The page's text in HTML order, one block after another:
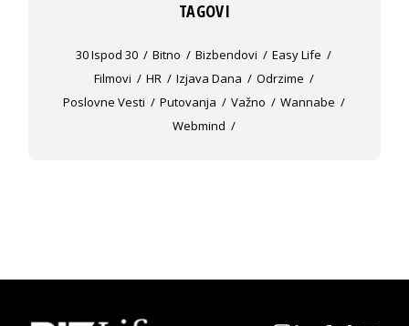
TAGOVI
30 Ispod 30 Bitno Bizbendovi
Easy Life
Filmovi
HR Izjava Dana
Odrzime
Poslovne Vesti
Putovanja Važno
Wannabe
Webmind